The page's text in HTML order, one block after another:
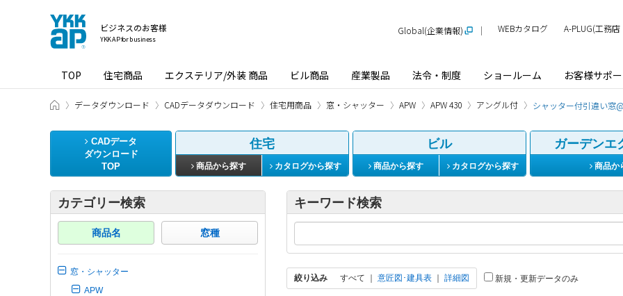
ビジネスのお客様
YKK AP for business
TOP 住宅商品 エクステリア/外装 商品 ビル商品 産業製品 法令・制度 ショールーム お客様サポ
Global(企業情報) WEBカタログ A-PLUG(工務
ビジネスのお客様 HOME
データダウンロード CADデータダウンロード 住宅用商品 窓・シャッター APW APW 430 アングル付 シャッター付引違い窓
CADデータ
ダウンロード
TOP
住宅
商品から探す カタログから探す
ビル
商品から探す カタログから探す
ガーデンエ
商品か
カテゴリー検索
商品名 窓種
窓・シャッター
APW
キーワード検索
絞り込み すべて 意匠図･建具表 詳細図 新規・更新データのみ